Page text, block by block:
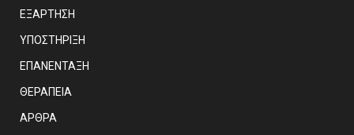
ΕΞΑΡΤΗΣΗ
ΥΠΟΣΤΗΡΙΞΗ
ΕΠΑΝΕΝΤΑΞΗ
ΘΕΡΑΠΕΙΑ
ΑΡΘΡΑ